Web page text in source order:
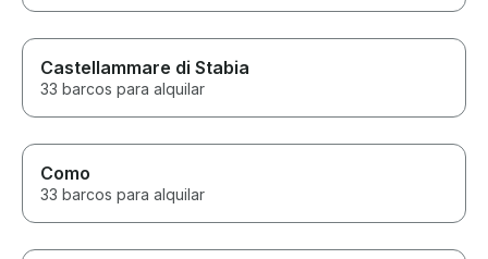
Castellammare di Stabia
33 barcos para alquilar
Como
33 barcos para alquilar